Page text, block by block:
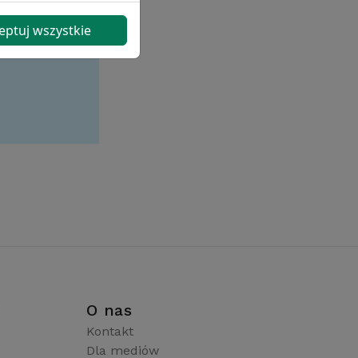
O nas
Kontakt
Dla mediów
wszystkie